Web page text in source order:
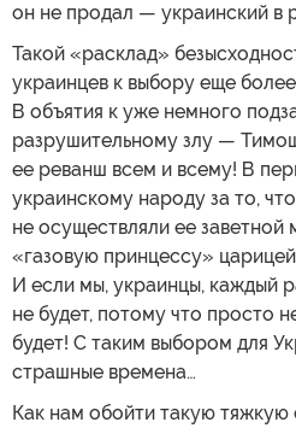
он не продал — украинский в
Такой «расклад»
украинцев к выбору еще
В объятия к уже немного
разрушительному злу —
ее реванш всем и всему! В
украинскому народу за то,
не осуществляли ее заветной
«газовую принцессу»
И если мы, украинцы, каждый
не будет, потому что просто
будет! С таким выбором для
страшные времена…
Как нам обойти такую тяжкую